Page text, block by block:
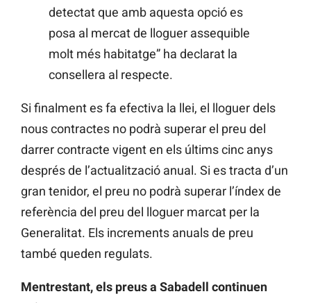
detectat que amb aquesta opció es
posa al mercat de lloguer assequible
molt més habitatge” ha declarat la
consellera al respecte.
Si finalment es fa efectiva la llei, el lloguer dels
nous contractes no podrà superar el preu del
darrer contracte vigent en els últims cinc anys
després de l’actualització anual. Si es tracta d’un
gran tenidor, el preu no podrà superar l’índex de
referència del preu del lloguer marcat per la
Generalitat. Els increments anuals de preu
també queden regulats.
Mentrestant, els preus a Sabadell continuen